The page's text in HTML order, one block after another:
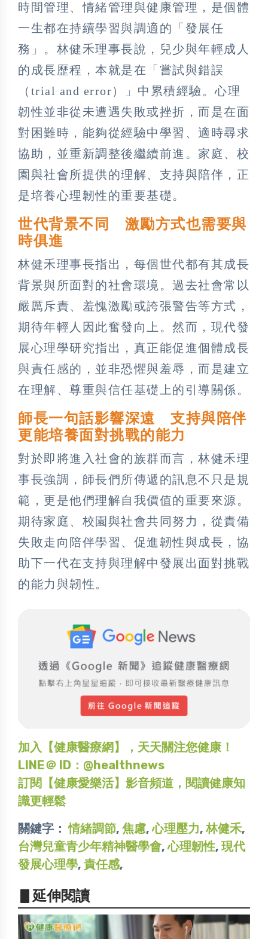
時間管理、情緒管理與健康管理，是個體
一生都在持續學習與調適的「發展任
務」。林健禾理事長說，兒少與年輕成人
的成長歷程，本就是在「嘗試與錯誤
（trial and error）」中累積經驗。心理
韌性並非從未遭遇失敗或挫折，而是在面
對困難時，能夠從經驗中學習、適時尋求
協助，並重新調整後繼續前進。家庭、校
園與社會所提供的理解、支持與陪伴，正
是培養心理韌性的重要基礎。
世代背景不同 激勵方式也需要與
時俱進
林健禾理事長指出，每個世代都有其成長
背景與所面對的社會環境。過去社會常以
嚴厲斥責、羞愧激勵或誇張警告等方式，
期待年輕人因此奮發向上。然而，現代發
展心理學研究指出，真正能促進個體成長
與責任感的，並非恐懼與羞辱，而是建立
在理解、尊重與信任基礎上的引導關係。
師長一句話影響深遠 支持與陪伴
更能培養面對挑戰的能力
對於即將進入社會的族群而言，林健禾理
事長強調，師長們所傳遞的訊息不只是規
範，更是他們理解自我價值的重要來源。
期待家庭、校園與社會共同努力，從責備
失敗走向陪伴學習、促進韌性與成長，協
助下一代在支持與理解中發展出面對挑戰
的能力與韌性。
加入【健康醫療網】，天天關注您健康！
LINE＠ ID：@healthnews
訂閱【健康愛樂活】影音頻道，閱讀健康知
識更輕鬆
關鍵字：情緒調節, 焦慮,心理壓力,林健禾,
台灣兒童青少年精神醫學會,心理韌性, 現代
發展心理學, 責任感,
▋延伸閱讀